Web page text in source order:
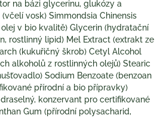
na bázi glycerinu, glukózy a
vosk) Simmondsia Chinensis
v bio kvalitě) Glycerin (hydratační
rostlinný lipid) Mel Extract (extrakt ze
(kukuřičný škrob) Cetyl Alcohol
alkoholů z rostlinných olejů) Stearic
Sodium Benzoate (benzoan
přírodní a bio přípravky)
konzervant pro certifikované
Gum (přírodní polysacharid,